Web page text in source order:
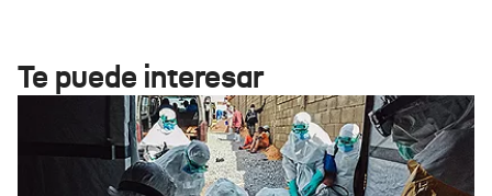
Te puede interesar